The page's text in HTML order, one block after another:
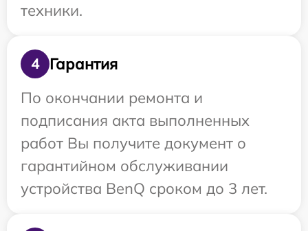
техники.
4
Гарантия
По окончании ремонта и
подписания акта выполненных
работ Вы получите документ о
гарантийном обслуживании
устройства BenQ сроком до 3 лет.